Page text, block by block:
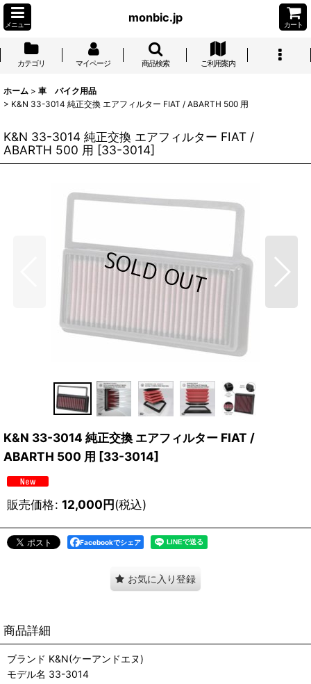
メニュー
monbic.jp
カート
カテゴリ マイページ 商品検索 ご利用案内
ホーム > 車 バイク用品
> K&N 33-3014 純正交換 エアフィルター FIAT / ABARTH 500 用
K&N 33-3014 純正交換 エアフィルター FIAT /
ABARTH 500 用 [33-3014]
K&N 33-3014 純正交換 エアフィルター FIAT /
ABARTH 500 用 [33-3014]
販売価格: 12,000円(税込)
Facebookでシェア
お気に入り登録
商品詳細
ブランド K&N(ケーアンドエヌ)
モデル名 33-3014